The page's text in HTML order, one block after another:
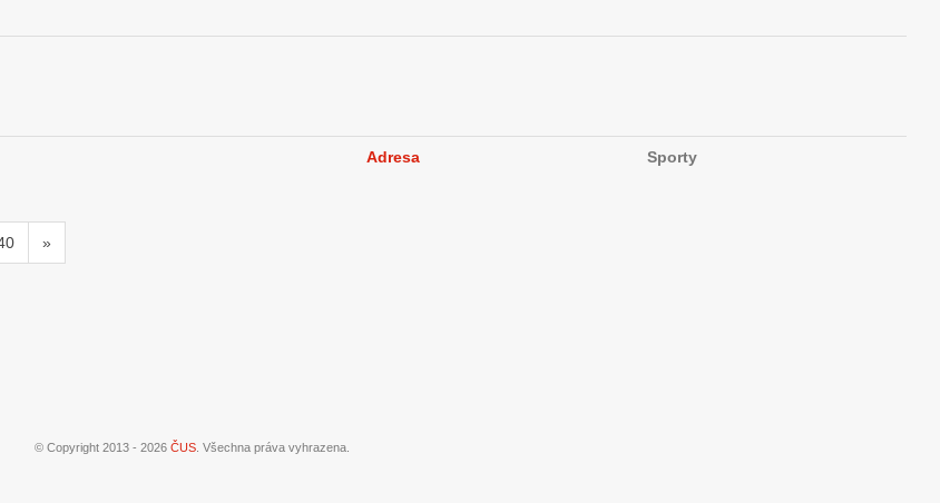
Adresa Sporty
»
© Copyright 2013 - 2026 ČUS. Všechna práva vyhrazena.